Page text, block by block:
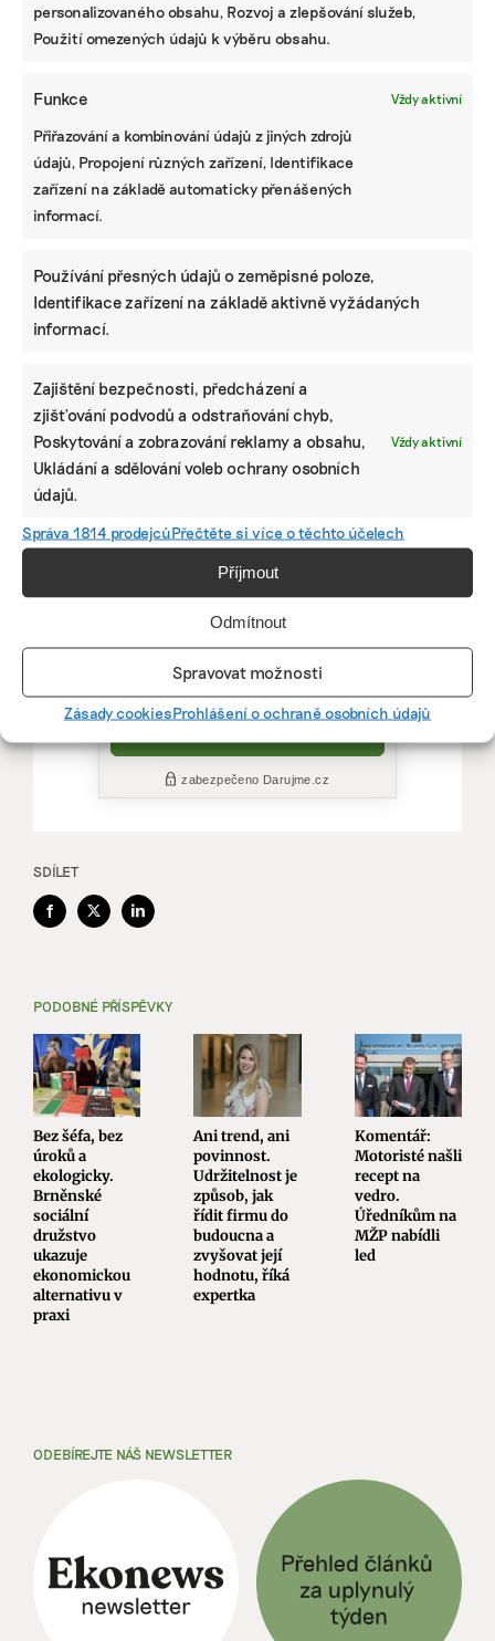
personalizovaného obsahu, Rozvoj a zlepšování služeb,
Použití omezených údajů k výběru obsahu.
Funkce Vždy aktivní
Přiřazování a kombinování údajů z jiných zdrojů
údajů, Propojení různých zařízení, Identifikace
zařízení na základě automaticky přenášených
informací.
Používání přesných údajů o zeměpisné poloze,
Identifikace zařízení na základě aktivně vyžádaných
informací.
Zajištění bezpečnosti, předcházení a
zjišťování podvodů a odstraňování chyb,
Poskytování a zobrazování reklamy a obsahu,
Ukládání a sdělování voleb ochrany osobních
údajů.
Vždy aktivní
Správa 1814 prodejcůPřečtěte si více o těchto účelech
Příjmout
Odmítnout
Spravovat možnosti
Zásady cookiesProhlášení o ochraně osobních údajů
Pomozte udržet důležité
Díky vaší podpoře se můžeme pustit do témat,
která by jinak nevznikla.
Přispějte na vznik obsahu.
SDÍLET
Facebook
X LinkedIn
PODOBNÉ PŘÍSPĚVKY
Bez šéfa, bez
úroků a
ekologicky.
Brněnské
sociální
družstvo
ukazuje
ekonomickou
alternativu v
praxi
Ani trend, ani
povinnost.
Udržitelnost je
způsob, jak
řídit firmu do
budoucna a
zvyšovat její
hodnotu, říká
expertka
Komentář:
Motoristé našli
recept na
vedro.
Úředníkům na
MŽP nabídli
led
ODEBÍREJTE NÁŠ NEWSLETTER